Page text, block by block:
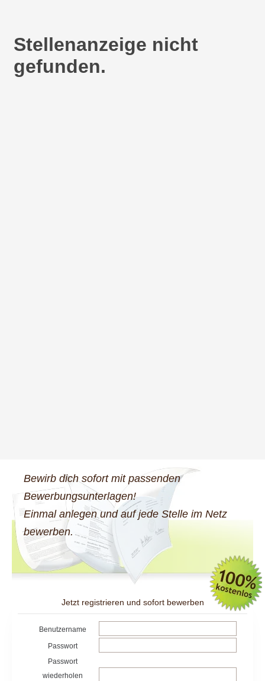
Bewirb dich sofort mit passenden
Bewerbungsunterlagen!
Einmal anlegen und auf jede Stelle im Netz
bewerben.
Jetzt registrieren und sofort bewerben
Benutzername
Passwort
Passwort
wiederholen